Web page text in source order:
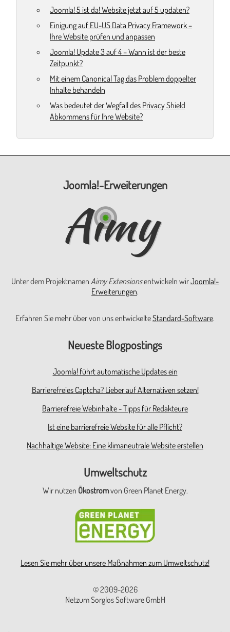
Joomla! 5 ist da! Website jetzt auf 5 updaten?
Einigung auf EU-US Data Privacy Framework –
Ihre Website prüfen und anpassen
Joomla! Update 3 auf 4 – Wann ist der beste
Zeitpunkt?
Mit einem Canonical Tag das Problem doppelter
Inhalte behandeln
Was bedeutet der Wegfall des Privacy Shield
Abkommens für Ihre Website?
Joomla!-Erweiterungen
Unter dem Projektnamen Aimy Extensionsentwickeln wirJoomla!-
Erweiterungen.
Erfahren Sie mehr über von uns entwickelteStandard-Software.
Neueste Blogpostings
Joomla! führt automatische Updates ein
Barrierefreies Captcha? Lieber auf Alternativen setzen!
Barrierefreie Webinhalte - Tipps für Redakteure
Ist eine barrierefreie Website für alle Pflicht?
Nachhaltige Website: Eine klimaneutrale Website erstellen
Umweltschutz
Wir nutzen Ökostromvon Green Planet Energy.
Lesen Sie mehr über unsere Maßnahmen zum Umweltschutz!
© 2009-2026
Netzum Sorglos Software GmbH